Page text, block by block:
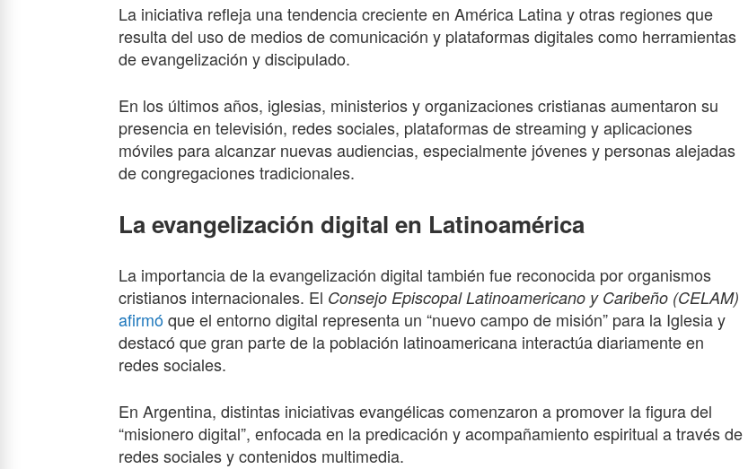
La iniciativa refleja una tendencia creciente en América Latina y otras regiones que
resulta del uso de medios de comunicación y plataformas digitales como herramientas
de evangelización y discipulado.
En los últimos años, iglesias, ministerios y organizaciones cristianas aumentaron su
presencia en televisión, redes sociales, plataformas de streaming y aplicaciones
móviles para alcanzar nuevas audiencias, especialmente jóvenes y personas alejadas
de congregaciones tradicionales.
La evangelización digital en Latinoamérica
La importancia de la evangelización digital también fue reconocida por organismos
cristianos internacionales. El Consejo Episcopal Latinoamericano y Caribeño (CELAM)
afirmóque el entorno digital representa un “nuevo campo de misión” para la Iglesia y
destacó que gran parte de la población latinoamericana interactúa diariamente en
redes sociales.
En Argentina, distintas iniciativas evangélicas comenzaron a promover la figura del
“misionero digital”, enfocada en la predicación y acompañamiento espiritual a través de
redes sociales y contenidos multimedia.